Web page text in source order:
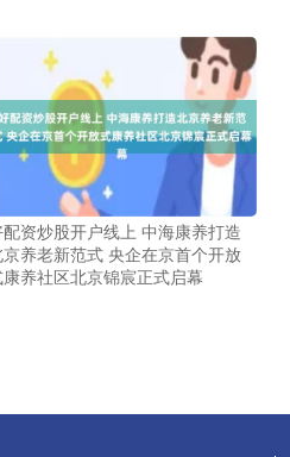
资炒股开户线上 中海康养打造
养老新范式 央企在京首个开放
养社区北京锦宸正式启幕